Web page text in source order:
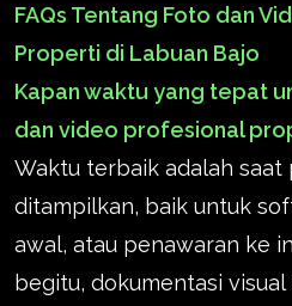
FAQs Tentang Foto dan
Properti di Labuan Bajo
Kapan waktu yang tepat
dan video profesional
Waktu terbaik adalah saat
ditampilkan, baik untuk
awal, atau penawaran ke
begitu, dokumentasi visual